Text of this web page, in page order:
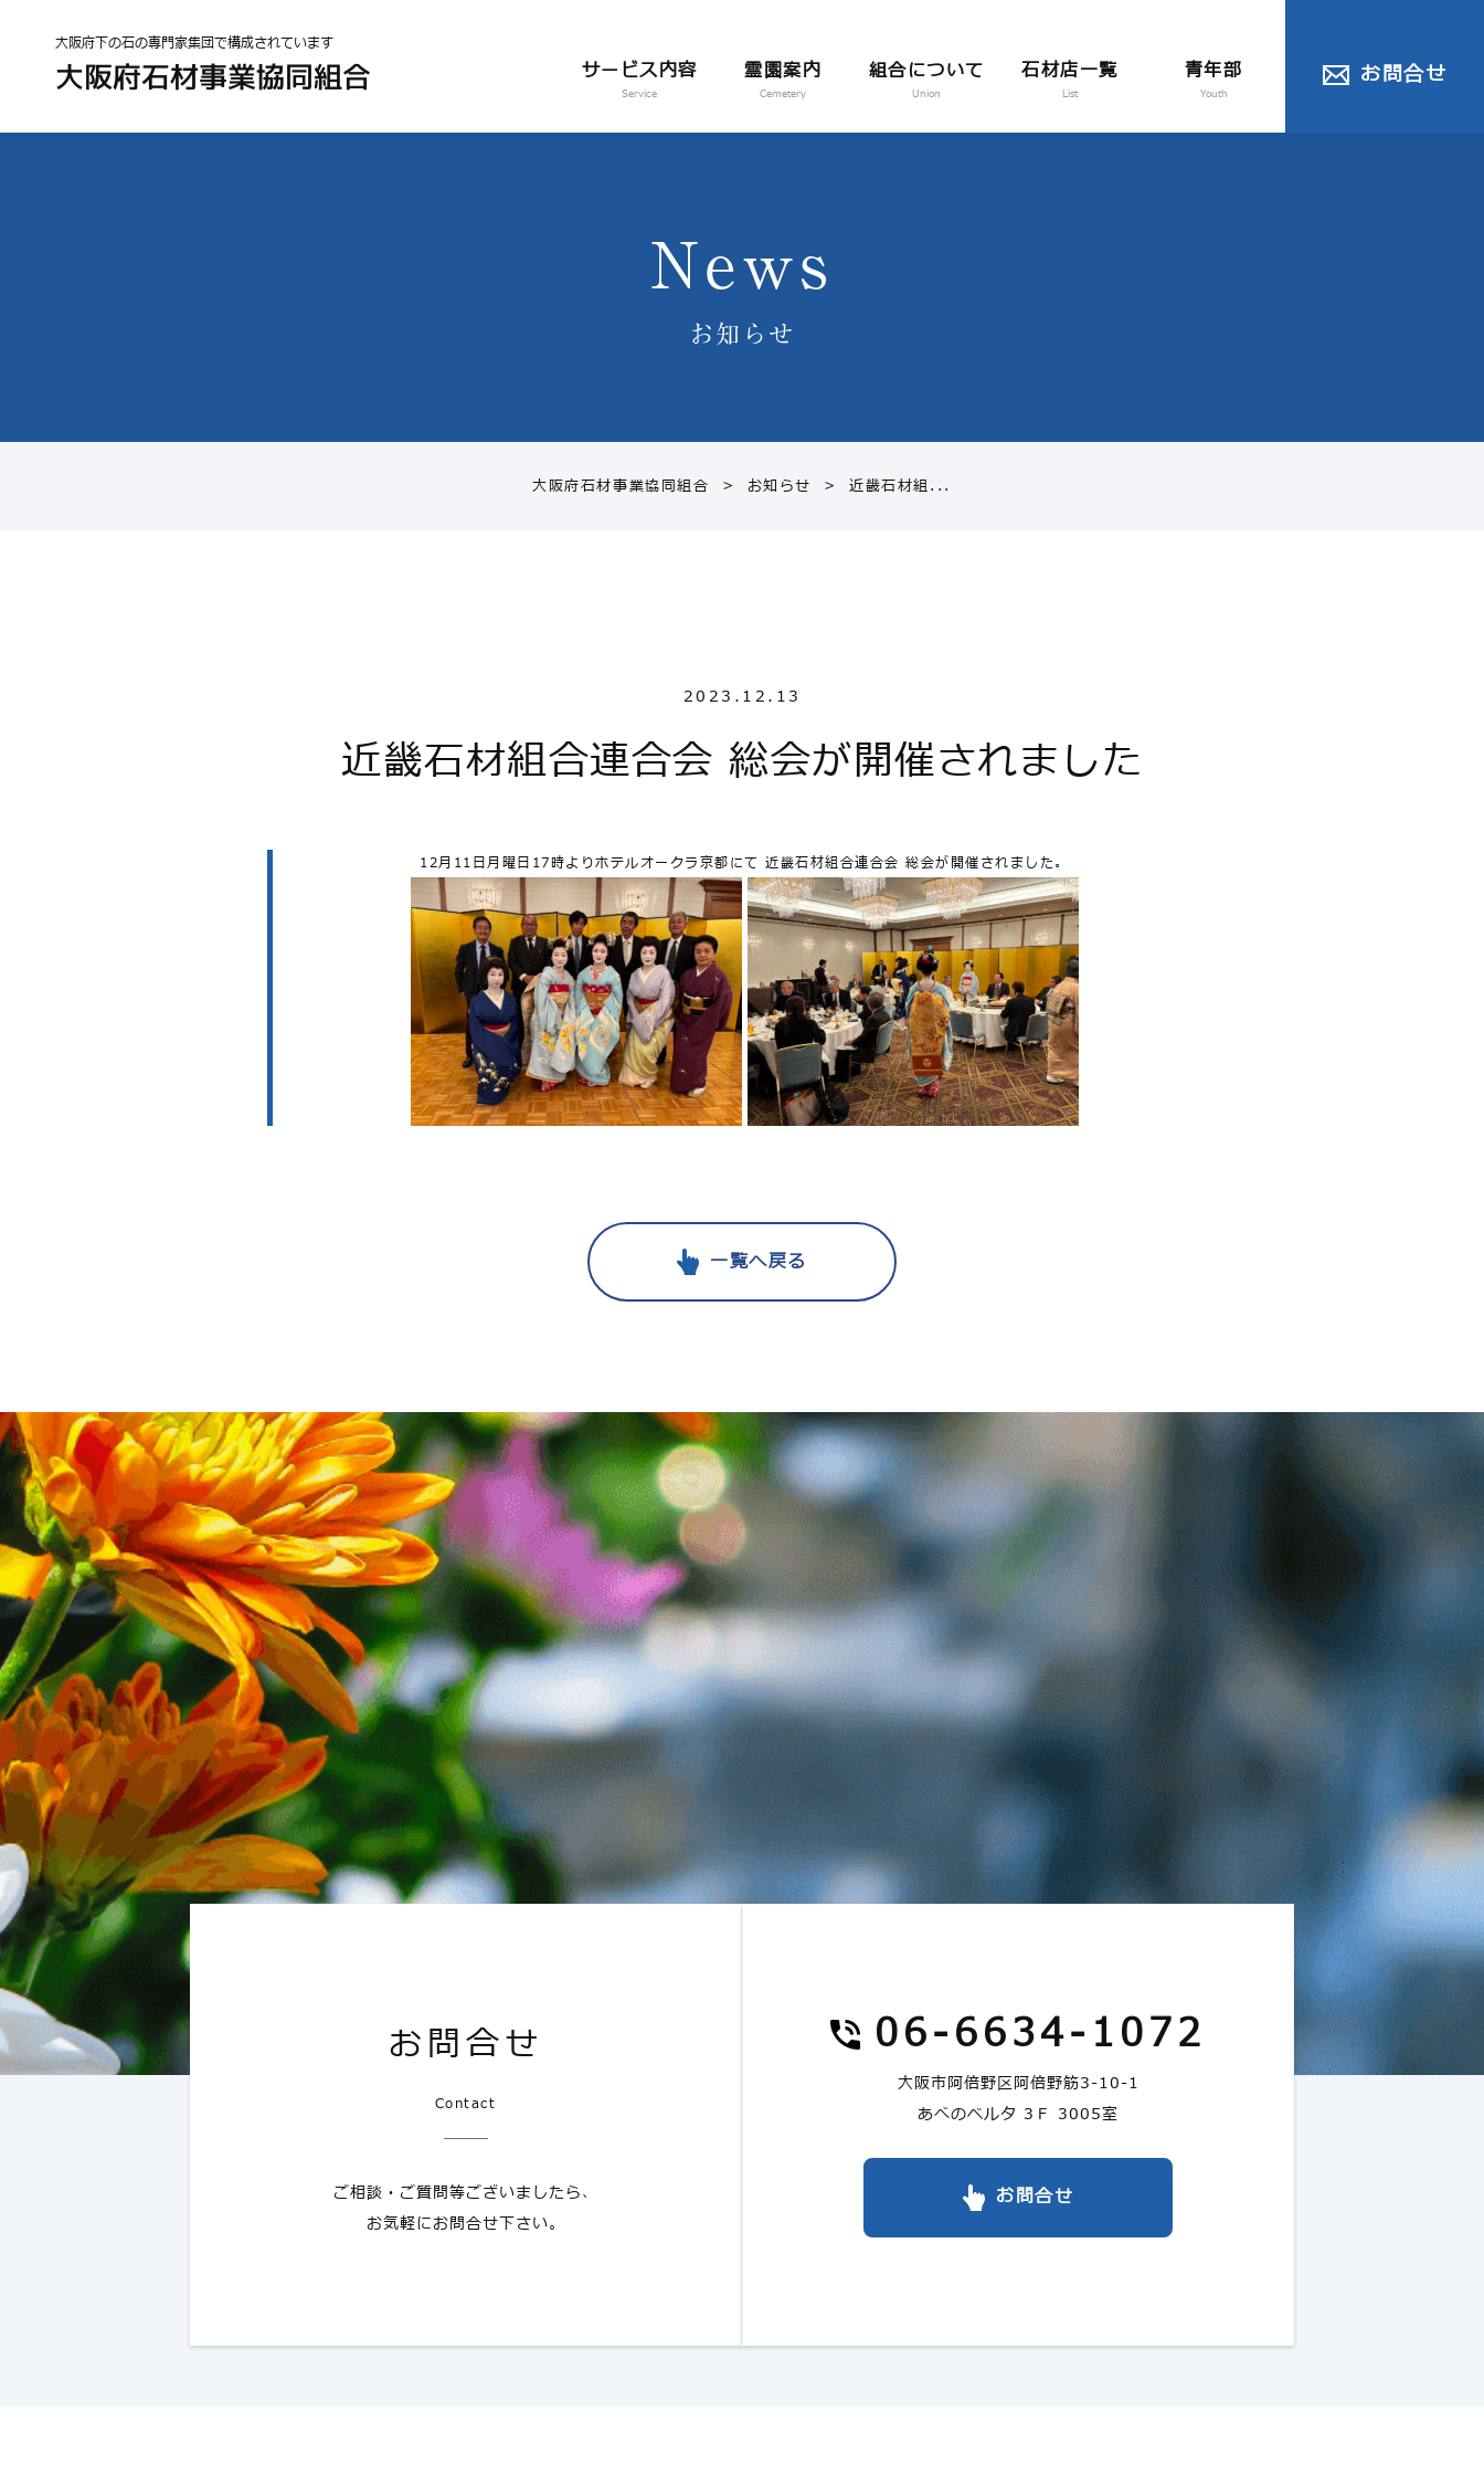
大阪府下の石の専門家集団で構成されています
大阪府石材事業協同組合 サービス内容
Service
霊園案内
Cemetery
組合について
Union
石材店一覧
List
青年部
Youth
お問合せ
News
お知らせ
大阪府石材事業協同組合 > お知らせ >近畿石材組...
2023.12.13
近畿石材組合連合会 総会が開催されました
12月11日月曜日17時よりホテルオークラ京都にて 近畿石材組合連合会 総会が開催されました。
一覧へ戻る
お問合せ
Contact
ご相談・ご質問等ございましたら、
お気軽にお問合せ下さい。
06-6634-1072
大阪市阿倍野区阿倍野筋3-10-1
あべのベルタ 3Ｆ 3005室
お問合せ